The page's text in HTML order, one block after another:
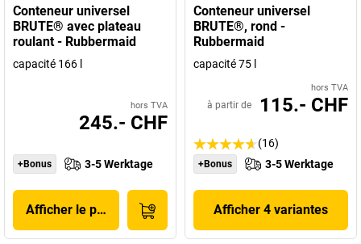
Conteneur universel
BRUTE® avec plateau
roulant - Rubbermaid
capacité 166 l
hors TVA
245.- CHF
+Bonus 3-5 Werktage
Afficher le produit
Conteneur universel
BRUTE®, rond -
Rubbermaid
capacité 75 l
hors TVA
à partir de 115.- CHF
(16)
+Bonus 3-5 Werktage
Afficher 4 variantes